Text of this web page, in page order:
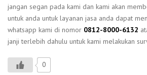
jangan segan pada kami dan kami akan
untuk anda untuk layanan jasa anda dapat
whatsapp kami di nomor 0812-8000-6132
janji terlebih dahulu untuk kami melakukan
0